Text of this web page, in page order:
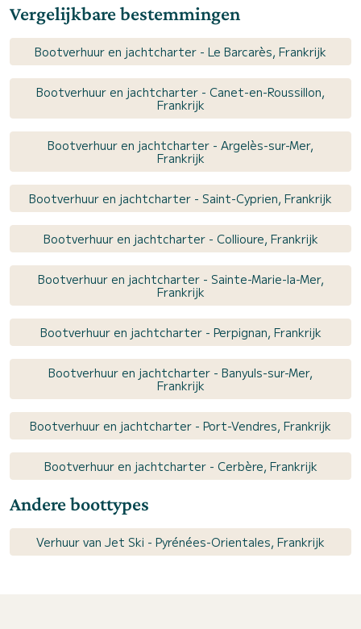
Vergelijkbare bestemmingen
Bootverhuur en jachtcharter - Le Barcarès, Frankrijk
Bootverhuur en jachtcharter - Canet-en-Roussillon,
Frankrijk
Bootverhuur en jachtcharter - Argelès-sur-Mer,
Frankrijk
Bootverhuur en jachtcharter - Saint-Cyprien, Frankrijk
Bootverhuur en jachtcharter - Collioure, Frankrijk
Bootverhuur en jachtcharter - Sainte-Marie-la-Mer,
Frankrijk
Bootverhuur en jachtcharter - Perpignan, Frankrijk
Bootverhuur en jachtcharter - Banyuls-sur-Mer,
Frankrijk
Bootverhuur en jachtcharter - Port-Vendres, Frankrijk
Bootverhuur en jachtcharter - Cerbère, Frankrijk
Andere boottypes
Verhuur van Jet Ski - Pyrénées-Orientales, Frankrijk